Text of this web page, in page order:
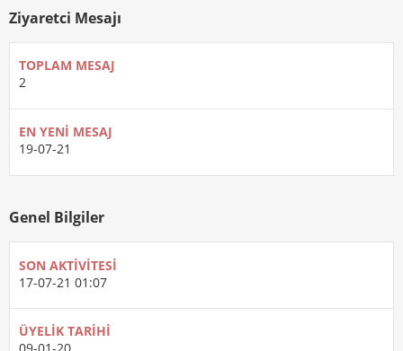
Ziyaretci Mesajı
TOPLAM MESAJ
2
EN YENI MESAJ
19-07-21
Genel Bilgiler
SON AKTIVITESI
17-07-21 01:07
ÜYELIK TARIHI